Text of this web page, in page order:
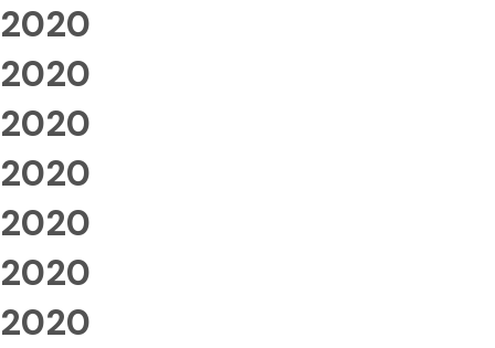
2020
2020
2020
2020
2020
2020
2020